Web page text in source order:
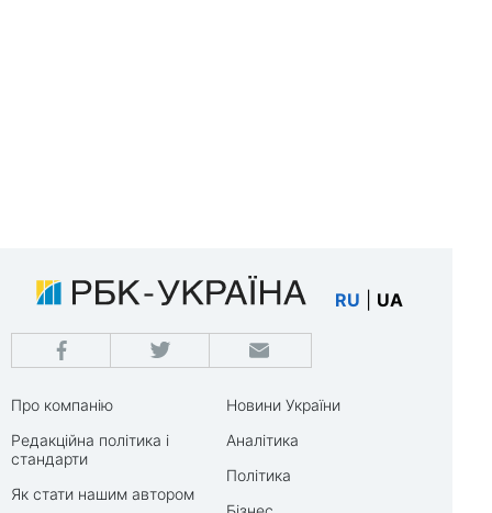
RU UA
Про компанію
Редакційна політика і
стандарти
Як стати нашим автором
Новини України
Аналітика
Політика